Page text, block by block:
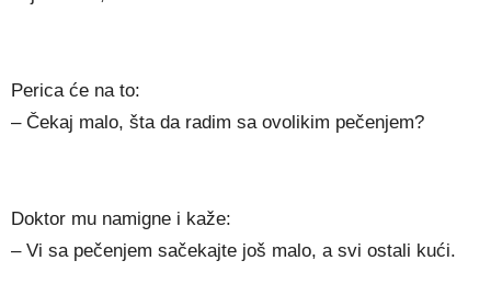
Perica će na to:
– Čekaj malo, šta da radim sa ovolikim pečenjem?
Doktor mu namigne i kaže:
– Vi sa pečenjem sačekajte još malo, a svi ostali kući.